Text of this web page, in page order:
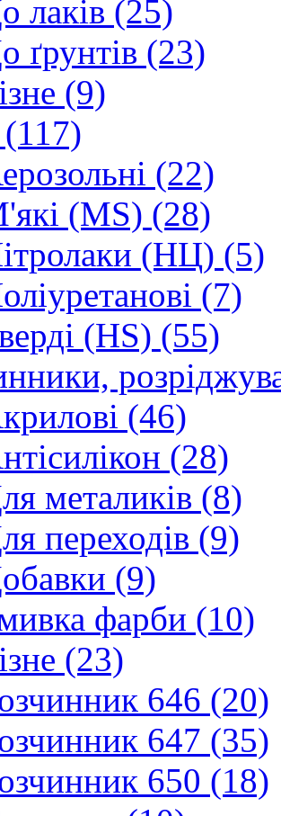
лаків (25)
ґрунтів (23)
(9)
(22)
(MS) (28)
(НЦ) (5)
(7)
(HS) (55)
(46)
(28)
металиків (8)
переходів (9)
(9)
фарби (10)
(23)
646 (20)
647 (35)
650 (18)